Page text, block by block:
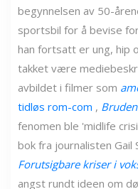
begynnelsen av 50-
sportsbil for å bevise
han fortsatt er ung, hip
takket være
avbildet i filmer som
tidløs rom-com ,
fenomen ble 'midlife
bok fra journalisten Gail
Forutsigbare kriser i
angst rundt ideen om